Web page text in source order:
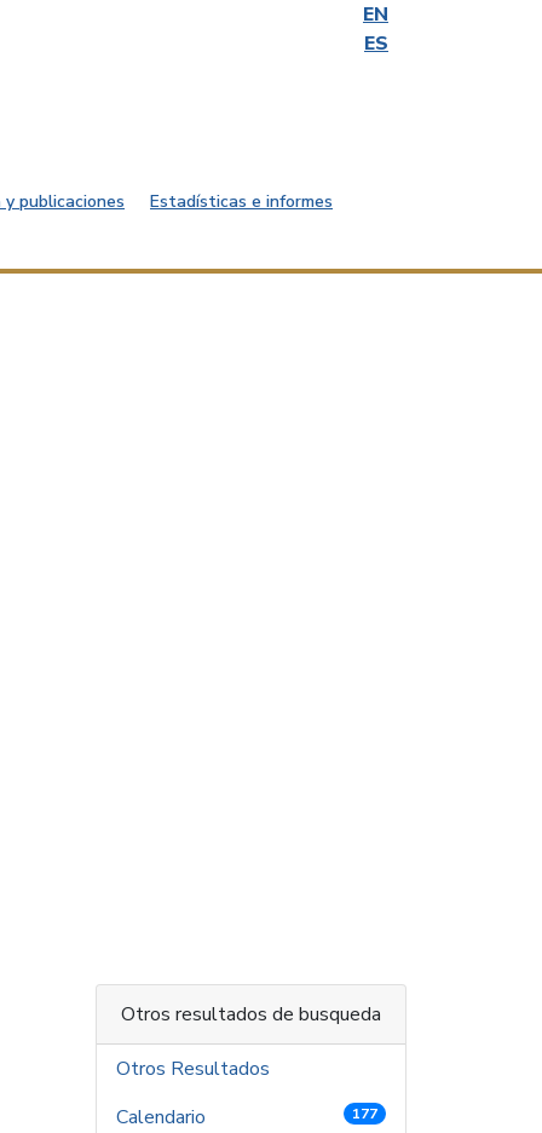
EN
ES
publicaciones Estadísticas e informes
Otros resultados de busqueda
Otros Resultados
Calendario
177